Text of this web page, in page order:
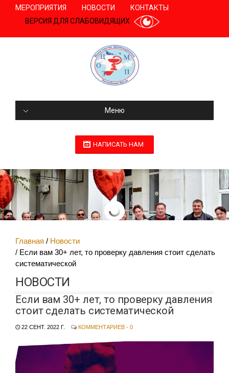
МЕРОПРИЯТИЯ НОВОСТИ
КОНТАКТЫ
ВЕРСИЯ ДЛЯ СЛАБОВИДЯЩИХ
Меню
НАПИСАТЬ НАМ
Главная
Новости
Если вам 30+ лет, то проверку давления стоит сделать
систематической
НОВОСТИ
Если вам 30+ лет, то проверку давления
стоит сделать систематической
22 СЕНТ. 2022 Г. КОММЕНТАРИЕВ - 0